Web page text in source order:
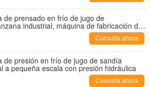
de prensado en frío de jugo de
industrial, máquina de fabricación de
Consulta ahora
de presión en frío de jugo de sandía
a pequeña escala con presión hidráulica
Consulta ahora